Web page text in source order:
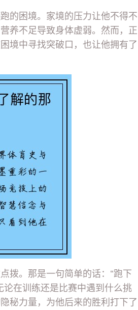
的困境。家境的压力让他不得不
养不足导致身体虚弱。然而，正
境中寻找突破口，也让他拥有了
拨。那是一句简单的话：“跑下
在训练还是比赛中遇到什么挑
秘力量，为他后来的胜利打下了